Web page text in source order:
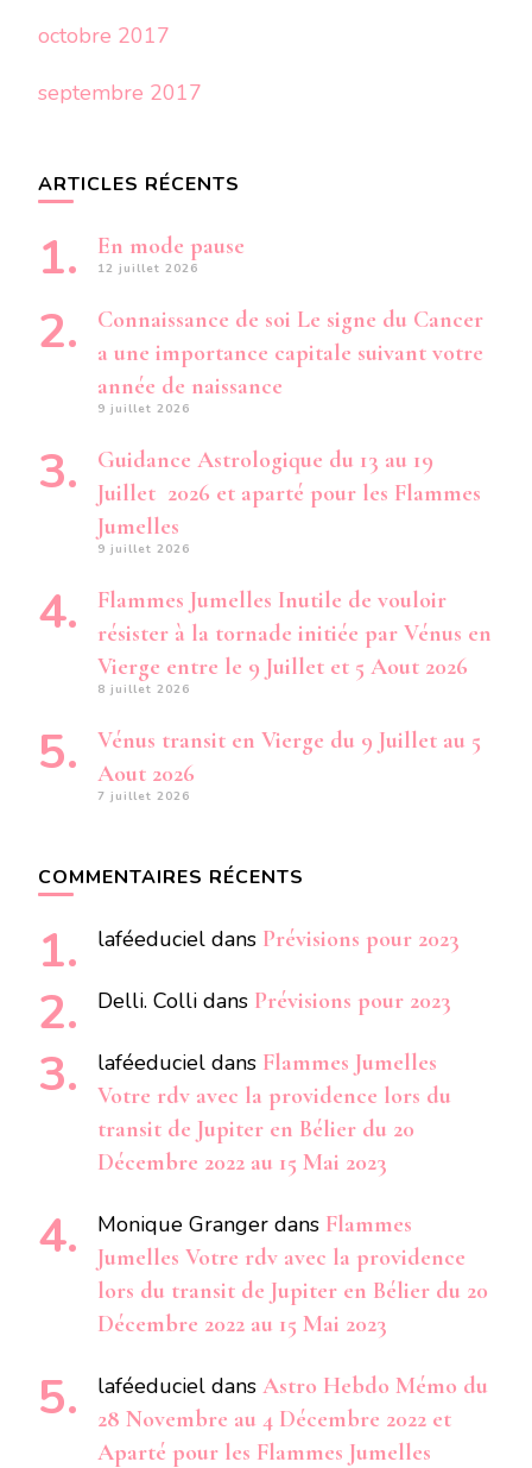
octobre 2017
septembre 2017
ARTICLES RÉCENTS
En mode pause
12 juillet 2026
Connaissance de soi Le signe du Cancer
a une importance capitale suivant votre
année de naissance
9 juillet 2026
Guidance Astrologique du 13 au 19
Juillet 2026 et aparté pour les Flammes
Jumelles
9 juillet 2026
Flammes Jumelles Inutile de vouloir
résister à la tornade initiée par Vénus en
Vierge entre le 9 Juillet et 5 Aout 2026
8 juillet 2026
Vénus transit en Vierge du 9 Juillet au 5
Aout 2026
7 juillet 2026
COMMENTAIRES RÉCENTS
laféeduciel dans Prévisions pour 2023
Delli. Colli dans Prévisions pour 2023
laféeduciel dans Flammes Jumelles
Votre rdv avec la providence lors du
transit de Jupiter en Bélier du 20
Décembre 2022 au 15 Mai 2023
Monique Granger dans Flammes
Jumelles Votre rdv avec la providence
lors du transit de Jupiter en Bélier du 20
Décembre 2022 au 15 Mai 2023
laféeduciel dans Astro Hebdo Mémo du
28 Novembre au 4 Décembre 2022 et
Aparté pour les Flammes Jumelles